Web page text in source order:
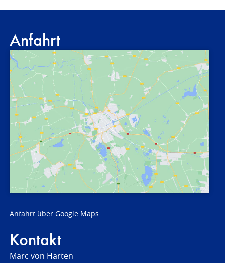
Anfahrt
Anfahrt über Google Maps
Kontakt
Marc von Harten